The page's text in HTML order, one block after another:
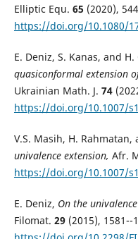
Elliptic Equ. 65 (2020),
https://doi.org/10.1080/
E. Deniz, S. Kanas, and
quasiconformal extension
Ukrainian Math. J. 74
https://doi.org/10.1007/
V.S. Masih, H. Rahmatan,
univalence extension, Afr.
https://doi.org/10.1007/
E. Deniz, On the
Filomat. 29(2015), 1581--